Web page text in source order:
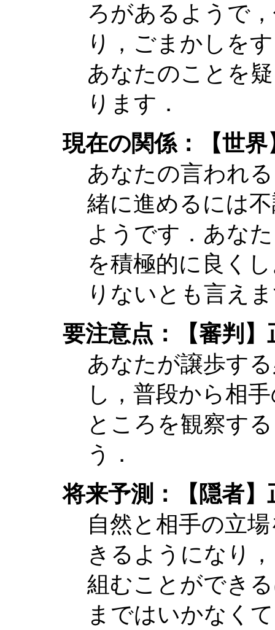
ろがあるようで
り，ごまかしを
あなたのことを
ります．
現在の関係：【世界
あなたの言われ
緒に進めるには
ようです．あな
を積極的に良く
りないとも言え
要注意点：【審判】
あなたが譲歩す
し，普段から相
ところを観察す
う．
将来予測：【隠者】
自然と相手の立
きるようになり
組むことができ
まではいかなく